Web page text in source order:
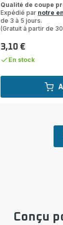
5
étoiles
(moyenne)
Qualité de coupe
Expédié par notre
de 3 à 5 jours.
(Gratuit à partir de
Prix
3,10 €
En stock
Conçu